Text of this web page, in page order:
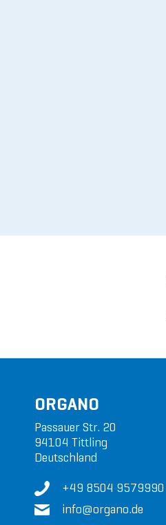
ORGANO
Passauer Str. 20
94104 Tittling
Deutschland
+49 8504 9579990
info@organo.de